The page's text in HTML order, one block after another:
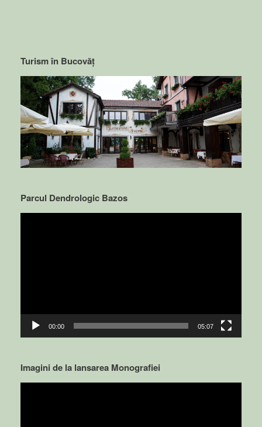
Turism în Bucovăț
Parcul Dendrologic Bazos
00:00 05:07
Imagini de la lansarea Monografiei